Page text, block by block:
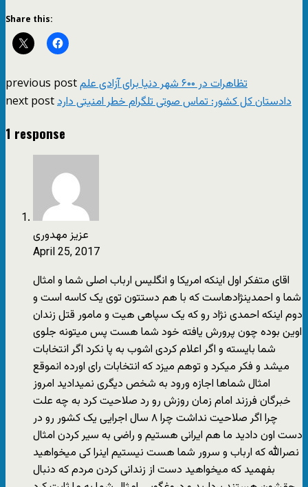
Share this:
previous post تظاهرات در ۶۰۰ شهر دنیا برای آزادی علم
next postدادستان کل کشور: تماس صوتی تلگرام خطر امنیتی دارد
1 response
عزیز مهدوری
April 25, 2017
اقای متفکر اول اینکه امریکا و انگلیس ارباب اصلی شما و امثال
شما و احمدینژادهاست که با هم دستتون توی یک کاسه است و
دوم اینکه احمدی نژاد رو که یک سپاهی هیت و مامور قتل زندان
اوین بوده چون پرورش یافته خود شما هست پس میتونه جلوی
شما بایسته و اگر اعلام کردی اشوب به پا نکرد اگر انتخابات
میشد و فکر میکرد و توهم میزد که انتخابات رای اورده انموقع
امثال شماها اجازه ورود به شخص دیگری نمیدادید امروز
خبرگان فرزند امام زمان روزش رو رد صلاحیت کرد به چه علت
چرا اگر صلاحیت نداشت چرا ۸ سال اجرایی یک کشور رو در
دست اون دادید ما هم ایرانی هستیم و راضی به سیر کردن امثال
نصرالله که ارباب و سرور شما هست نیستیم اینرا کی میخواهید
بفهمید که میخواهید دست از زندانی کردن مردم که دنبال